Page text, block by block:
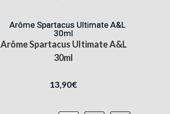
Arôme Spartacus Ultimate A&L
30ml
13,90€